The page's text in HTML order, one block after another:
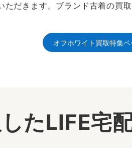
だきます。ブランド古着の買
オフホワイト買取特集ペ
たLIFE宅